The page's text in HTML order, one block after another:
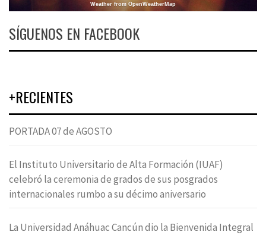
Weather from OpenWeatherMap
SÍGUENOS EN FACEBOOK
+RECIENTES
PORTADA 07 de AGOSTO
El Instituto Universitario de Alta Formación (IUAF)
celebró la ceremonia de grados de sus posgrados
internacionales rumbo a su décimo aniversario
La Universidad Anáhuac Cancún dio la Bienvenida Integral